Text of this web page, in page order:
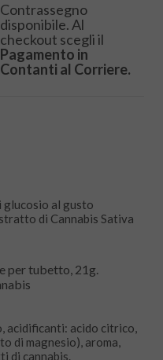
Contrassegno
disponibile. Al
checkout scegli il
Pagamento in
Contanti al Corriere.
glucosio al gusto
di Cannabis Sativa
per tubetto, 21g.
acidificanti: acido citrico,
di magnesio), aroma,
di cannabis.